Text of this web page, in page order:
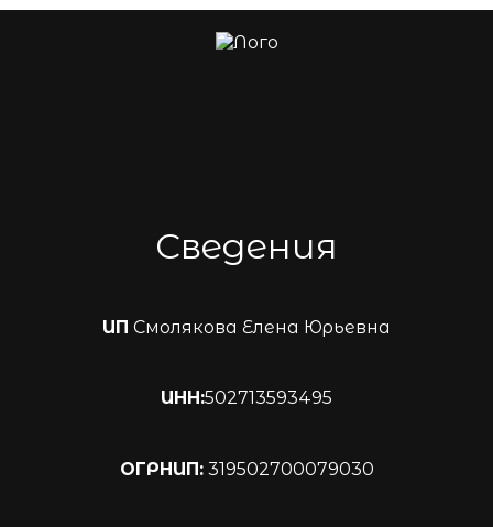
Сведения
ИП Смолякова Елена Юрьевна
ИНН:502713593495
ОГРНИП:319502700079030